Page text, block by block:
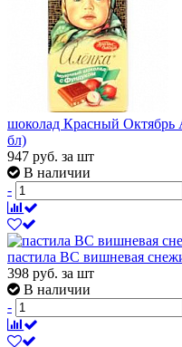
шоколад Красный Октябрь
бл)
947 руб. за шт
В наличии
-
пастила ВС вишневая
398 руб. за шт
В наличии
-